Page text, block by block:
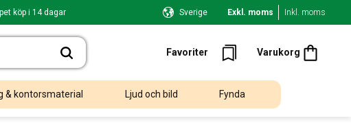
köp i 14 dagar Sverige Exkl. moms Inkl. moms
Favoriter Varukorg
Favoriter
& kontorsmaterial Ljud och bild Fynda